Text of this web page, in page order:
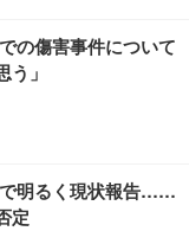
の傷害事件について
う」
明るく現状報告……
定